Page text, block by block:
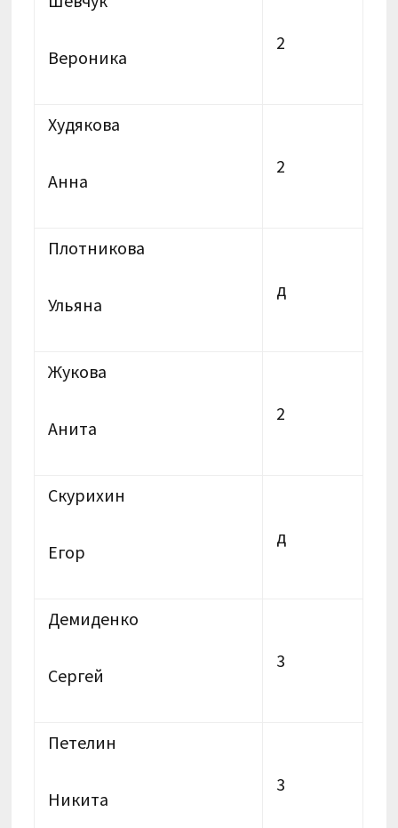
Вероника
2
Худякова
Анна
2
Плотникова
Ульяна
д
Жукова
Анита
2
Скурихин
Егор
д
Демиденко
Сергей
3
Петелин
Никита
3